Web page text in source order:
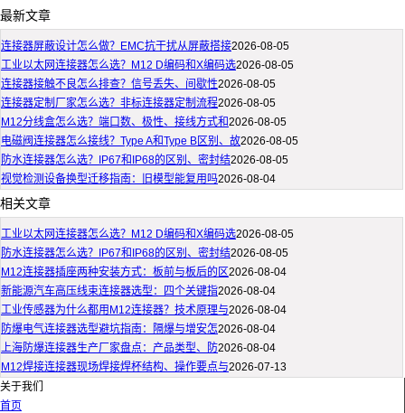
最新文章
连接器屏蔽设计怎么做？EMC抗干扰从屏蔽搭接2026-08-05
工业以太网连接器怎么选？M12 D编码和X编码选2026-08-05
连接器接触不良怎么排查？信号丢失、间歇性2026-08-05
连接器定制厂家怎么选？非标连接器定制流程2026-08-05
M12分线盒怎么选？端口数、极性、接线方式和2026-08-05
电磁阀连接器怎么接线？Type A和Type B区别、故2026-08-05
防水连接器怎么选？IP67和IP68的区别、密封结2026-08-05
视觉检测设备换型迁移指南：旧模型能复用吗2026-08-04
相关文章
工业以太网连接器怎么选？M12 D编码和X编码选2026-08-05
防水连接器怎么选？IP67和IP68的区别、密封结2026-08-05
M12连接器插座两种安装方式：板前与板后的区2026-08-04
新能源汽车高压线束连接器选型：四个关键指2026-08-04
工业传感器为什么都用M12连接器？技术原理与2026-08-04
防爆电气连接器选型避坑指南：隔爆与增安怎2026-08-04
上海防爆连接器生产厂家盘点：产品类型、防2026-08-04
M12焊接连接器现场焊接焊杯结构、操作要点与2026-07-13
关于我们
首页